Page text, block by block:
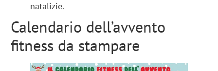
natalizie.
Calendario dell’avvento
fitness da stampare